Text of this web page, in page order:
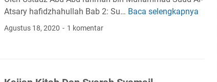
Atsary hafidzhahullah Bab 2: Su… Baca selengkapnya
Agustus 18, 2020 1 komentar